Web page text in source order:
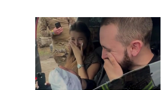
селищем.